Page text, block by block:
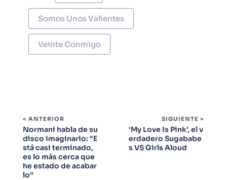
Somos Unos Valientes
Veinte Conmigo
< ANTERIOR
Normani habla de su
disco imaginario: “E
stá casi terminado,
es lo más cerca que
he estado de acabar
lo”
SIGUIENTE >
‘My Love Is Pink’, el v
erdadero Sugababe
s VS Girls Aloud